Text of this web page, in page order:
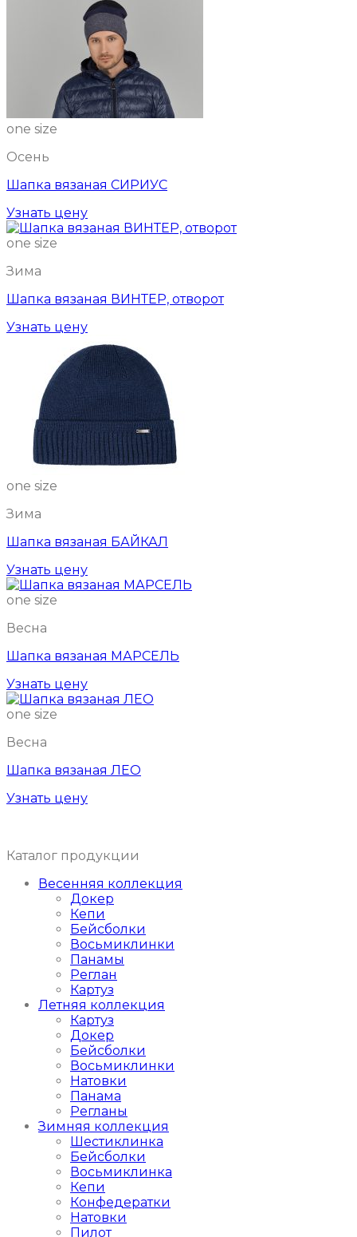
one size
Осень
Шапка вязаная СИРИУС
Узнать цену
one size
Зима
Шапка вязаная ВИНТЕР, отворот
Узнать цену
one size
Зима
Шапка вязаная БАЙКАЛ
Узнать цену
one size
Весна
Шапка вязаная МАРСЕЛЬ
Узнать цену
one size
Весна
Шапка вязаная ЛЕО
Узнать цену
Каталог продукции
Весенняя коллекция
Докер
Кепи
Бейсболки
Восьмиклинки
Панамы
Реглан
Картуз
Летняя коллекция
Картуз
Докер
Бейсболки
Восьмиклинки
Натовки
Панама
Регланы
Зимняя коллекция
Шестиклинка
Бейсболки
Восьмиклинка
Кепи
Конфедератки
Натовки
Пилот